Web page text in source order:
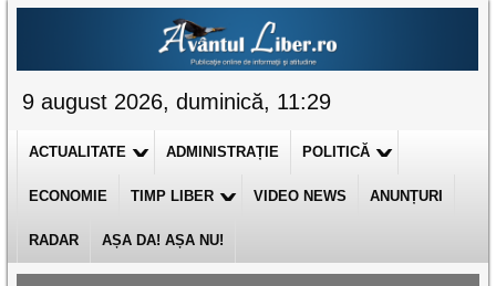
9 august 2026, duminică, 11:29
ACTUALITATE ADMINISTRAȚIE POLITICĂ
ECONOMIE TIMP LIBER VIDEO NEWS ANUNȚURI
RADAR AȘA DA! AȘA NU!